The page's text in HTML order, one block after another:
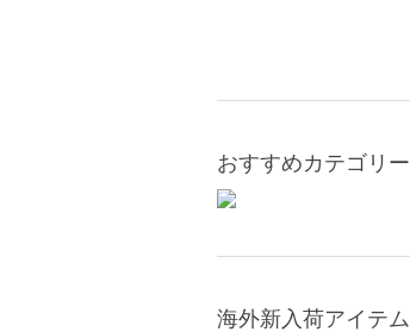
おすすめカテゴリー
海外新入荷アイテム